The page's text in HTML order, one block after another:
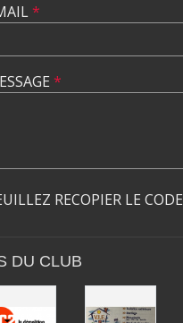
*
*
RECOPIER LE CODE
DU CLUB